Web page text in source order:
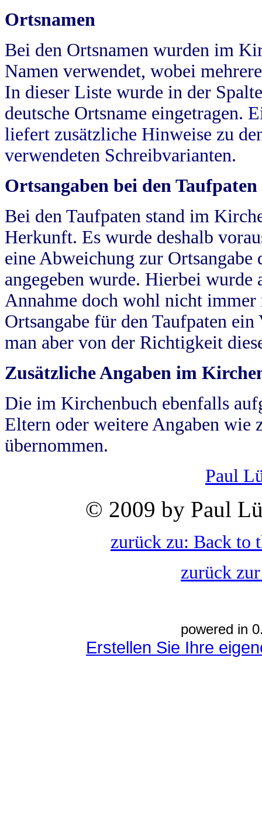
Ortsnamen
Bei den Ortsnamen wurden im
Namen verwendet, wobei
In dieser Liste wurde in der
deutsche Ortsname eingetragen.
liefert zusätzliche Hinweise zu
verwendeten Schreibvarianten.
Ortsangaben bei den Taufpaten
Bei den Taufpaten stand im
Herkunft. Es wurde deshalb
eine Abweichung zur
angegeben wurde. Hierbei wurde
Annahme doch wohl nicht
Ortsangabe für den Taufpaten
man aber von der Richtigkeit
Zusätzliche Angaben im
Die im Kirchenbuch ebenfalls
Eltern oder weitere Angaben wie
übernommen.
Paul
© 2009 by Paul
zurück zu: Back to
zurück
powered in
Erstellen Sie Ihre